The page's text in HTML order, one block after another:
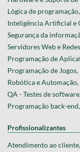
Lógica de
Inteligência Artificial e
Segurança da
Servidores Web e
Programação de
Programação de
Robótica e Automação,
QA - Testes de
Programação back-
Profissionalizantes
Atendimento ao